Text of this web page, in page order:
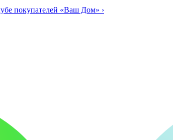
покупателей «Ваш Дом» ›